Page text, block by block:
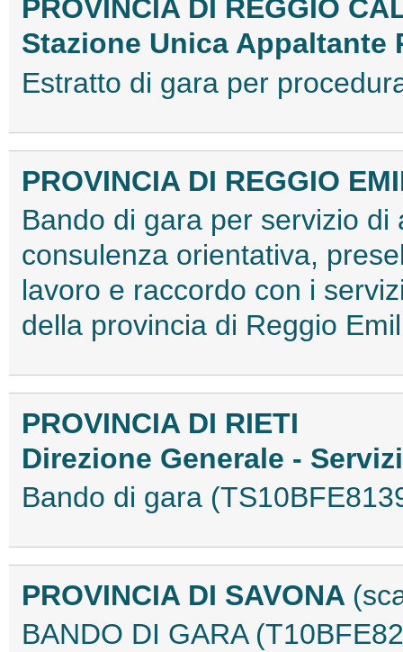
PROVINCIA DI REGGIO
Stazione Unica
Estratto di gara per
PROVINCIA DI REGGIO
Bando di gara per servizio
consulenza orientativa,
lavoro e raccordo con i
della provincia di Reggio
PROVINCIA DI RIETI
Direzione Generale -
Bando di gara
PROVINCIA DI SAVONA
BANDO DI GARA